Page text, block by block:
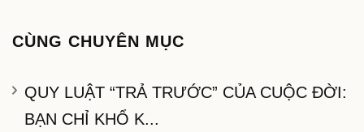
CÙNG CHUYÊN MỤC
QUY LUẬT “TRẢ TRƯỚC” CỦA CUỘC ĐỜI:
BẠN CHỈ KHỔ K...